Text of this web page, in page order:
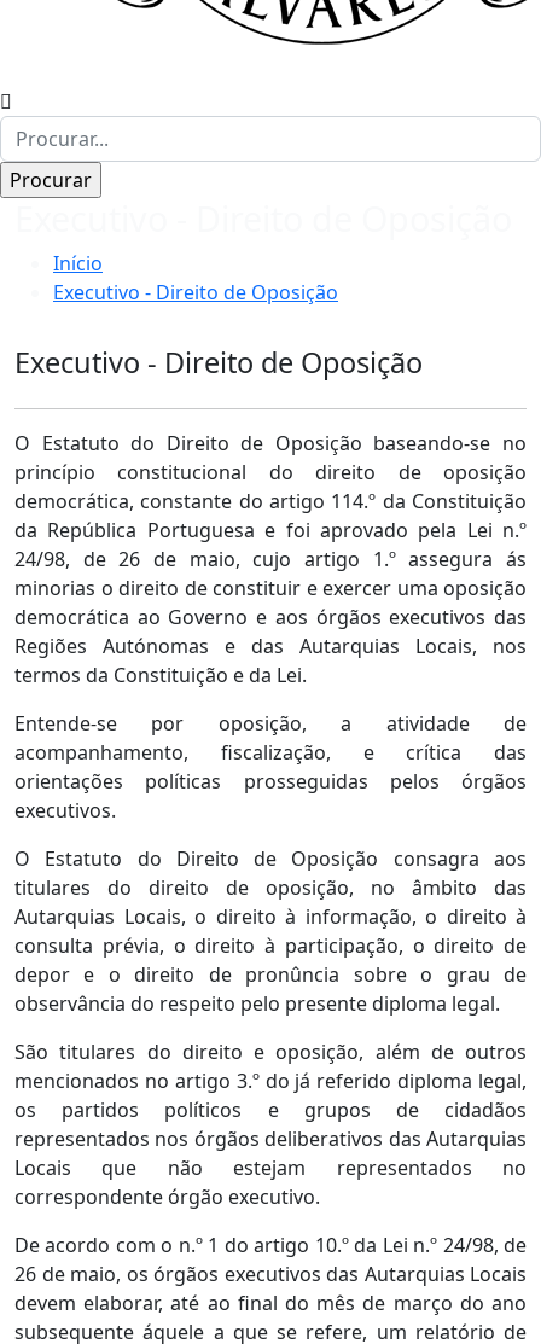
Início
Executivo - Direito de Oposição
Executivo - Direito de Oposição
O Estatuto do Direito de Oposição baseando-se no
princípio constitucional do direito de oposição
democrática, constante do artigo 114.º da Constituição
da República Portuguesa e foi aprovado pela Lei n.º
24/98, de 26 de maio, cujo artigo 1.º assegura ás
minorias o direito de constituir e exercer uma oposição
democrática ao Governo e aos órgãos executivos das
Regiões Autónomas e das Autarquias Locais, nos
termos da Constituição e da Lei.
Entende-se por oposição, a atividade de
acompanhamento, fiscalização, e crítica das
orientações políticas prosseguidas pelos órgãos
executivos.
O Estatuto do Direito de Oposição consagra aos
titulares do direito de oposição, no âmbito das
Autarquias Locais, o direito à informação, o direito à
consulta prévia, o direito à participação, o direito de
depor e o direito de pronûncia sobre o grau de
observância do respeito pelo presente diploma legal.
São titulares do direito e oposição, além de outros
mencionados no artigo 3.º do já referido diploma legal,
os partidos políticos e grupos de cidadãos
representados nos órgãos deliberativos das Autarquias
Locais que não estejam representados no
correspondente órgão executivo.
De acordo com o n.º 1 do artigo 10.º da Lei n.º 24/98, de
26 de maio, os órgãos executivos das Autarquias Locais
devem elaborar, até ao final do mês de março do ano
subsequente áquele a que se refere, um relatório de